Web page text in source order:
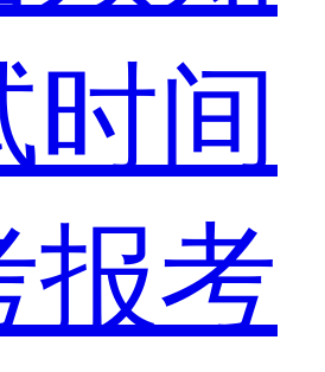
时间
报考